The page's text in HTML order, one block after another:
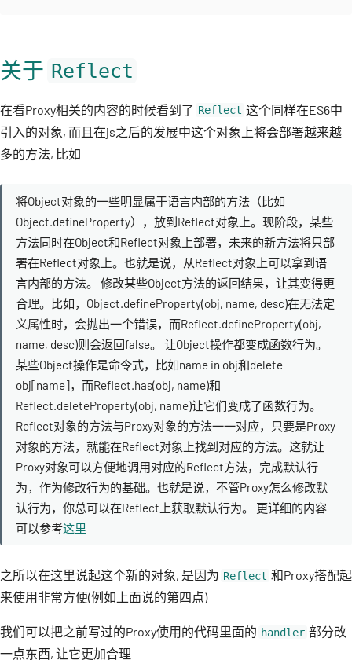
关于 Reflect
在看Proxy相关的内容的时候看到了 Reflect 这个同样在ES6中
引入的对象, 而且在js之后的发展中这个对象上将会部署越来越
多的方法, 比如
将Object对象的一些明显属于语言内部的方法（比如
Object.defineProperty），放到Reflect对象上。现阶段，某些
方法同时在Object和Reflect对象上部署，未来的新方法将只部
署在Reflect对象上。也就是说，从Reflect对象上可以拿到语
言内部的方法。 修改某些Object方法的返回结果，让其变得更
合理。比如，Object.defineProperty(obj, name, desc)在无法定
义属性时，会抛出一个错误，而Reflect.defineProperty(obj,
name, desc)则会返回false。 让Object操作都变成函数行为。
某些Object操作是命令式，比如name in obj和delete
obj[name]，而Reflect.has(obj, name)和
Reflect.deleteProperty(obj, name)让它们变成了函数行为。
Reflect对象的方法与Proxy对象的方法一一对应，只要是Proxy
对象的方法，就能在Reflect对象上找到对应的方法。这就让
Proxy对象可以方便地调用对应的Reflect方法，完成默认行
为，作为修改行为的基础。也就是说，不管Proxy怎么修改默
认行为，你总可以在Reflect上获取默认行为。 更详细的内容
可以参考这里
之所以在这里说起这个新的对象, 是因为 Reflect 和Proxy搭配起
来使用非常方便(例如上面说的第四点)
我们可以把之前写过的Proxy使用的代码里面的 handler 部分改
一点东西, 让它更加合理